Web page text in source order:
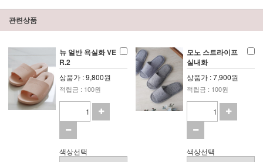
관련상품
뉴 얼반 욕실화 VE
R.2
상품가 : 9,800원
적립금 : 100원
색상선택
모노 스트라이프
실내화
상품가 : 7,900원
적립금 : 100원
색상선택